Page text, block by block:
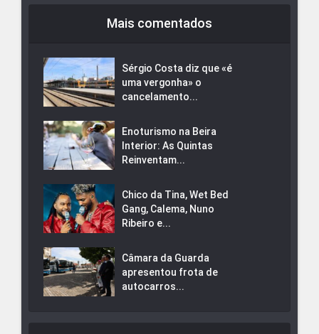
Mais comentados
Sérgio Costa diz que «é
uma vergonha» o
cancelamento...
Enoturismo na Beira
Interior: As Quintas
Reinventam...
Chico da Tina, Wet Bed
Gang, Calema, Nuno
Ribeiro e...
Câmara da Guarda
apresentou frota de
autocarros...